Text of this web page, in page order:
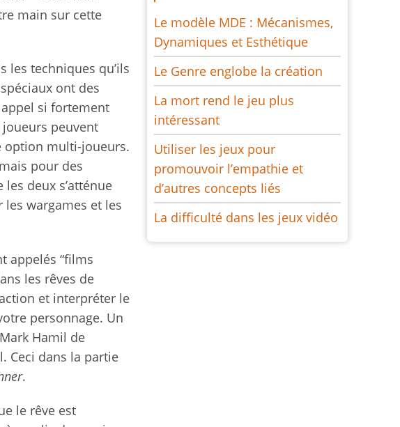
main sur cette
les techniques qu’ils
ont des
si fortement
peuvent
option multi-joueurs.
pour des
deux s’atténue
wargames et les
appelés “films
les rêves de
et interpréter le
personnage. Un
Hamil de
Ceci dans la partie
.
le rêve est
Le modèle MDE : Mécanismes,
Dynamiques et Esthétique
Le Genre englobe la création
La mort rend le jeu plus
intéressant
Utiliser les jeux pour
promouvoir l’empathie et
d’autres concepts liés
La difficulté dans les jeux vidéo